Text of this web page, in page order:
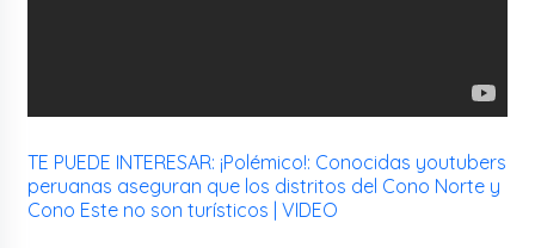
TE PUEDE INTERESAR: ¡Polémico!: Conocidas youtubers
peruanas aseguran que los distritos del Cono Norte y
Cono Este no son turísticos | VIDEO